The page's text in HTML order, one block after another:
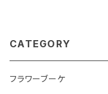
CATEGORY
フラワーブーケ